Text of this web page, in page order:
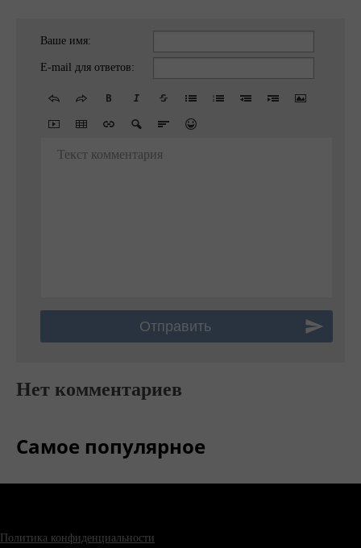
Ваше имя:
E-mail для ответов:
Текст комментария
Нет комментариев
Самое популярное
Политика конфиденциальности